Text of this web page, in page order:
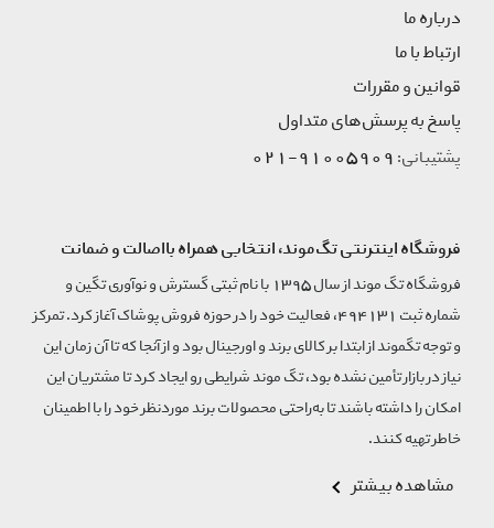
درباره ما
ارتباط با ما
قوانین و مقررات
پاسخ به پرسش‌های متداول
پشتیبانی:91005909-021
فروشگاه اینترنتی تگ‌موند، انتخابی همراه بااصالت و ضمانت
فروشگاه تگ موند از سال 1395 با نام ثبتی گسترش و نوآوری تگین و
شماره ثبت 494131، فعالیت خود را در حوزه فروش پوشاک آغاز کرد. تمرکز
و توجه تگموند از ابتدا بر کالای برند و اورجینال بود و از آنجا که تا آن زمان این
نیاز در بازار تأمین نشده بود، تگ موند شرایطی رو ایجاد کرد تا مشتریان این
امکان را داشته باشند تا به‌راحتی محصولات برند مورد‌نظر خود را با اطمینان
خاطر تهیه کنند.
مشاهده بیشتر